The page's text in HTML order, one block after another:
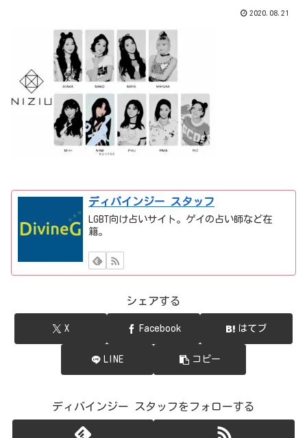
2020.08.21
ディバインジー スタッフ
LGBT向け占いサイト。ゲイの占い師など在
籍。
シェアする
X Facebook はてブ
LINE コピー
ディバインジー スタッフをフォローする